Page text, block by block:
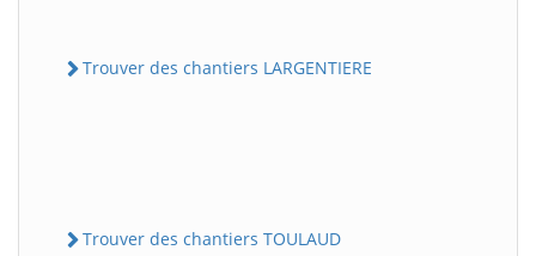
Trouver des chantiers LARGENTIERE
Trouver des chantiers TOULAUD